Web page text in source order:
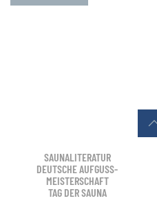
SAUNALITERATUR
DEUTSCHE AUFGUSS-
MEISTERSCHAFT
TAG DER SAUNA